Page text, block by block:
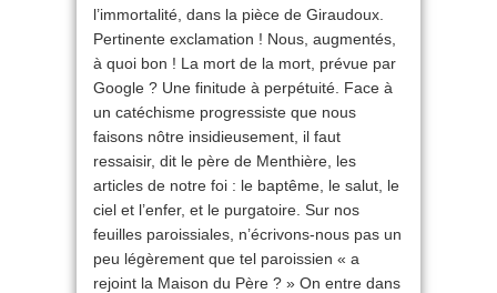
l’immortalité, dans la pièce de Giraudoux.
Pertinente exclamation ! Nous, augmentés,
à quoi bon ! La mort de la mort, prévue par
Google ? Une finitude à perpétuité. Face à
un catéchisme progressiste que nous
faisons nôtre insidieusement, il faut
ressaisir, dit le père de Menthière, les
articles de notre foi : le baptême, le salut, le
ciel et l’enfer, et le purgatoire. Sur nos
feuilles paroissiales, n’écrivons-nous pas un
peu légèrement que tel paroissien « a
rejoint la Maison du Père ? » On entre dans